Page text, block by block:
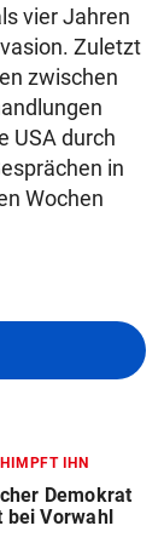
vier Jahren
Zuletzt
zwischen
USA durch
in
Wochen
IHN
Demokrat
bei Vorwahl